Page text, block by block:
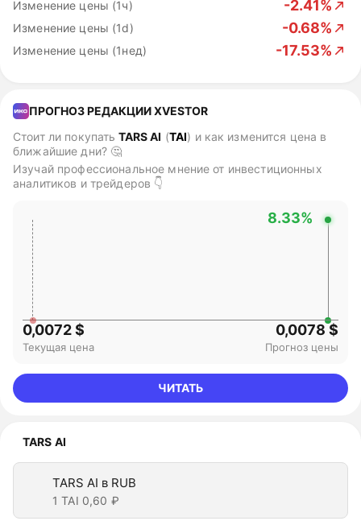
Изменение цены (1ч) -2.41%
Изменение цены (1d) -0.68%
Изменение цены (1нед) -17.53%
ПРОГНОЗ РЕДАКЦИИ XVESTOR
Стоит ли покупать TARS AI (TAI) и как изменится цена в
ближайшие дни? 🤔
Изучай профессиональное мнение от инвестиционных
аналитиков и трейдеров 👇
8.33%
0,0072 $
Текущая цена
0,0078 $
Прогноз цены
ЧИТАТЬ
TARS AI
TARS AI в RUB
1 TAI 0,60 ₽